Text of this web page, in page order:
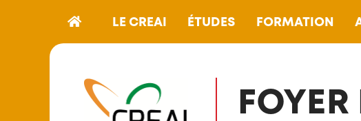
LE CREAI ÉTUDES FORMATION